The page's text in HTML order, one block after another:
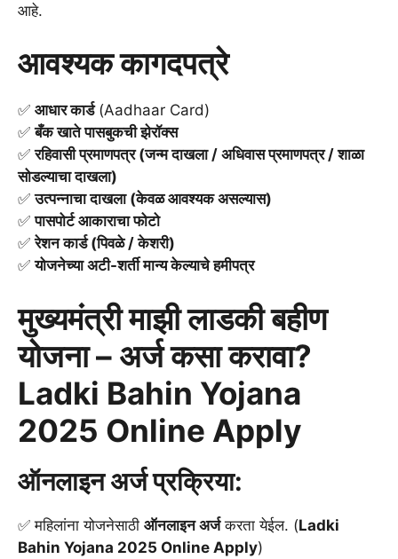
आहे.
आवश्यक कागदपत्रे
✅ आधार कार्ड(Aadhaar Card)
✅बँक खाते पासबुकची झेरॉक्स
✅रहिवासी प्रमाणपत्र (जन्म दाखला / अधिवास प्रमाणपत्र / शाळा
सोडल्याचा दाखला)
✅उत्पन्नाचा दाखला (केवळ आवश्यक असल्यास)
✅पासपोर्ट आकाराचा फोटो
✅रेशन कार्ड (पिवळे / केशरी)
✅योजनेच्या अटी-शर्ती मान्य केल्याचे हमीपत्र
मुख्यमंत्री माझी लाडकी बहीण
योजना – अर्ज कसा करावा?
Ladki Bahin Yojana
2025 Online Apply
ऑनलाइन अर्ज प्रक्रिया:
✅ महिलांना योजनेसाठी ऑनलाइन अर्जकरता येईल. (Ladki
Bahin Yojana 2025 Online Apply)